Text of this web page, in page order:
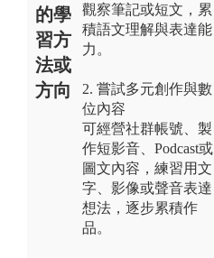
的學
習方
法或
方向
觀察筆記或短文，累
積語文理解與表達能
力。
2. 嘗試多元創作與數
位內容
可經營社群帳號、製
作短影音、Podcast或
圖文內容，練習用文
字、影像或聲音表達
想法，逐步累積作
品。